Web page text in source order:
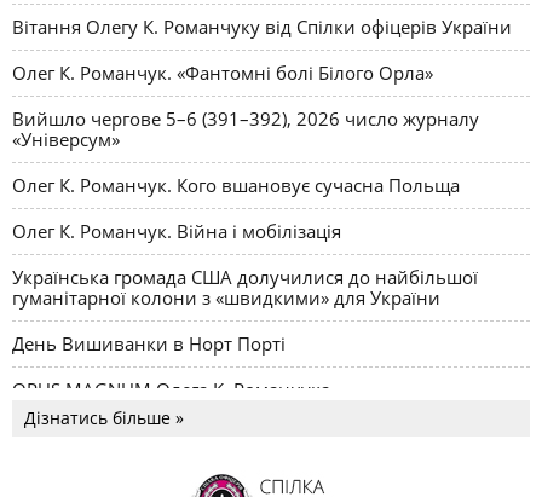
Вітання Олегу К. Романчуку від Спілки офіцерів України
Олег К. Романчук. «Фантомні болі Білого Орла»
Вийшло чергове 5–6 (391–392), 2026 число журналу
«Універсум»
Олег К. Романчук. Кого вшановує сучасна Польща
Олег К. Романчук. Війна і мобілізація
Українська громада США долучилися до найбільшої
гуманітарної колони з «швидкими» для України
День Вишиванки в Норт Порті
OPUS MAGNUM Олега К. Романчука
Дізнатись більше »